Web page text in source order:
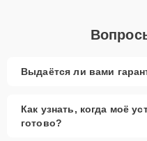
Выдаётся ли вами
Как узнать, когда моё
готово?